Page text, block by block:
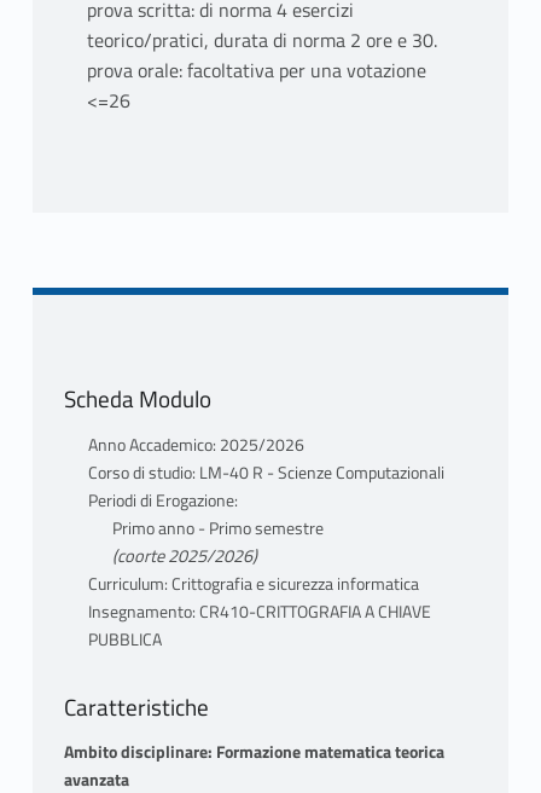
prova scritta: di norma 4 esercizi
teorico/pratici, durata di norma 2 ore e 30.
prova orale: facoltativa per una votazione
<=26
Scheda Modulo
Anno Accademico: 2025/2026
Corso di studio: LM-40 R - Scienze Computazionali
Periodi di Erogazione:
Primo anno - Primo semestre
(coorte 2025/2026)
Curriculum: Crittografia e sicurezza informatica
Insegnamento: CR410-CRITTOGRAFIA A CHIAVE
PUBBLICA
Caratteristiche
Ambito disciplinare: Formazione matematica teorica
avanzata